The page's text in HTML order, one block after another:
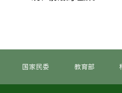
国家民委 教育部